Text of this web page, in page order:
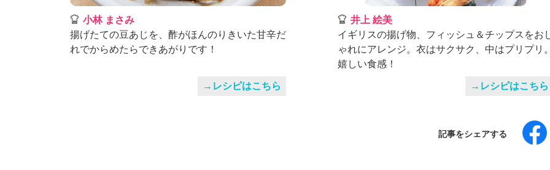
小林 まさみ
揚げたての豆あじを、酢がほんのりきいた甘辛だ
れでからめたらできあがりです！
→レシピはこちら
井上 絵美
イギリスの揚げ物、フィッシュ＆チップスをお
ゃれにアレンジ。衣はサクサク、中はプリプリ
嬉しい食感！
→レシピはこちら
記事をシェアする